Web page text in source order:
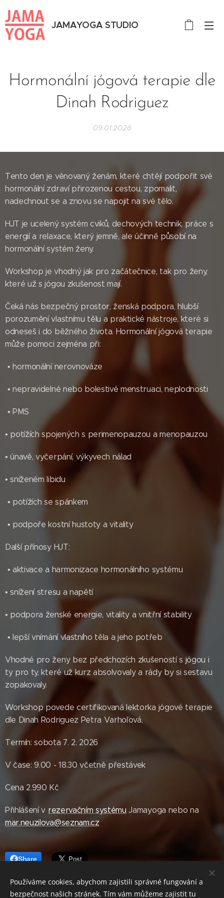
JAMAYOGA STUDIO
Hormonální jógová terapie dle
Dinah Rodriguez
09.01.2026
Tento den je věnovaný ženám, které chtějí podpořit své
hormonální zdraví přirozenou cestou, zpomalit,
nadechnout se a znovu se napojit na své tělo.
HJT je ucelený systém cviků, dechových technik, práce s
energií a relaxace, který jemně, ale účinně působí na
hormonální systém ženy.
Workshop je vhodný jak pro začátečnice, tak pro ženy,
které už s jógou zkušenost mají.
Čeká nás bezpečný prostor, ženská podpora, hlubší
porozumění vlastnímu tělu a praktické nástroje, které si
odneseš i do běžného života. Hormonální jógová terapie
může pomoci zejména při:
• hormonální nerovnováze
• nepravidelné nebo bolestivé menstruaci, neplodnosti
• PMS
• potížích spojených s perimenopauzou a menopauzou
• únavě, vyčerpání, výkyvech nálad
• sníženém libidu
• potížích se spánkem
• podpoře kostní hustoty a vitality
Další přínosy HJT:
• aktivace a harmonizace hormonálního systému
• snížení stresu a napětí
• podpora ženské energie, vitality a vnitřní stability
• lepší vnímání vlastního těla a jeho potřeb
Vhodné pro ženy bez předchozích zkušeností s jógou i
ty pro ty, které už kurz absolvovaly a rády by si sestavu
zopakovaly.
Workshop povede certifikovaná lektorka jógové terapie
dle Dinah Rodriguez Petra Varhoľová.
Termín: sobota 7. 2. 2026
V čase: 9.00 - 18.30 včetně přestávek
Cena 2.990 Kč
Přihlášení v rezervačním systému Jamayoga nebo na
mar.neuzilova@seznam.cz
Share
Používáme cookies, abychom zajistili správné fungování a
bezpečnost našich stránek. Tím vám můžeme zajistit tu